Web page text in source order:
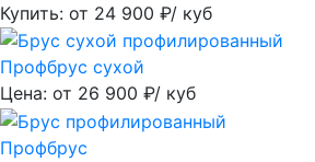
Купить: от 24 900 ₽/ куб
Профбрус сухой
Цена: от 26 900 ₽/ куб
Профбрус